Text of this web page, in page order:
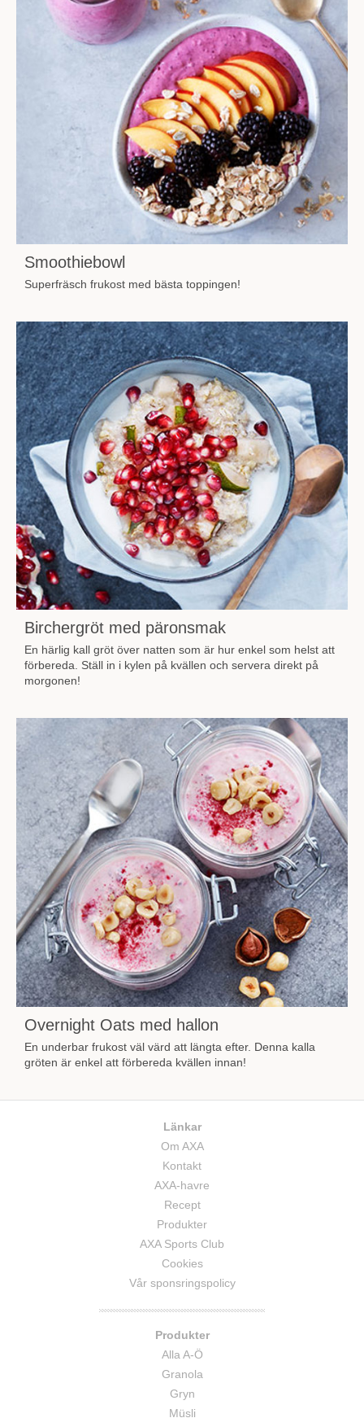
Smoothiebowl
Superfräsch frukost med bästa toppingen!
Birchergröt med päronsmak
En härlig kall gröt över natten som är hur enkel som helst att
förbereda. Ställ in i kylen på kvällen och servera direkt på
morgonen!
Overnight Oats med hallon
En underbar frukost väl värd att längta efter. Denna kalla
gröten är enkel att förbereda kvällen innan!
Länkar
Om AXA
Kontakt
AXA-havre
Recept
Produkter
AXA Sports Club
Cookies
Vår sponsringspolicy
Produkter
Alla A-Ö
Granola
Gryn
Müsli